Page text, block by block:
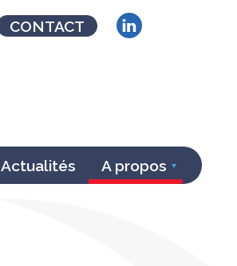
CONTACT
Actualités A propos